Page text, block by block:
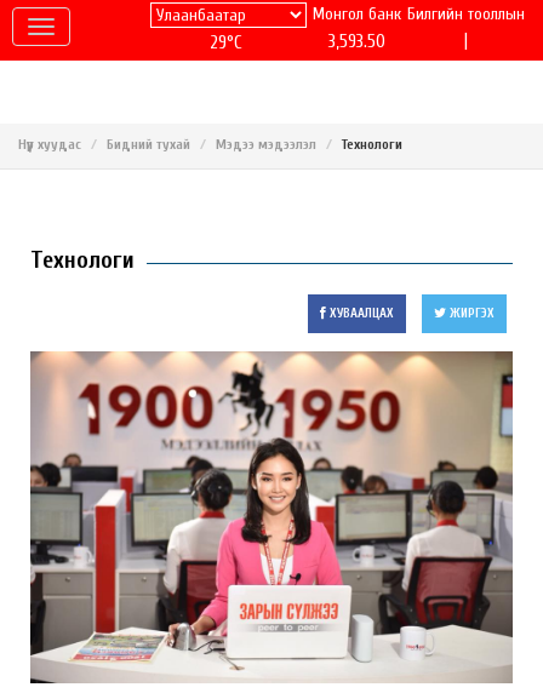
29°C
Монгол банк
3,593.50
Билгийн тооллын
Нүүр хуудас Бидний тухай Мэдээ мэдээлэл Технологи
Технологи
ХУВААЛЦАХ ЖИРГЭХ